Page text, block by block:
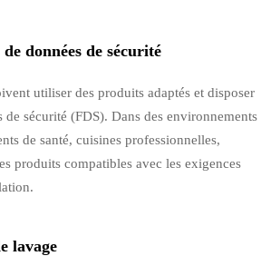
données de sécurité
utiliser des produits adaptés et disposer
de sécurité (FDS). Dans des environnements
de santé, cuisines professionnelles,
produits compatibles avec les exigences
lavage